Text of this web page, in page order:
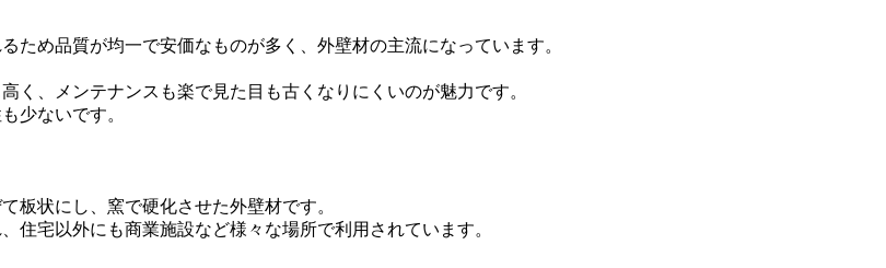
め品質が均一で安価なものが多く、外壁材の主流になっています。
、メンテナンスも楽で見た目も古くなりにくいのが魅力です。
少ないです。
板状にし、窯で硬化させた外壁材です。
住宅以外にも商業施設など様々な場所で利用されています。